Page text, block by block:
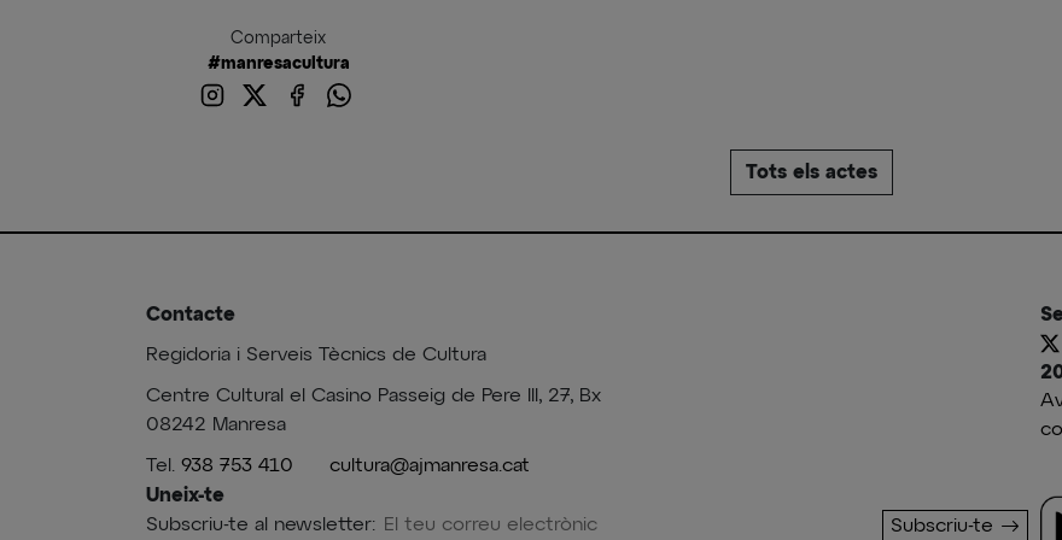
Comparteix
#manresacultura
Tots els actes
Contacte
Regidoria i Serveis Tècnics de Cultura
Centre Cultural el Casino Passeig de Pere III, 27, Bx
08242 Manresa
Tel. 938 753 410 cultura@ajmanresa.cat
Uneix-te
Subscriu-te al newsletter:
Subscriu-te